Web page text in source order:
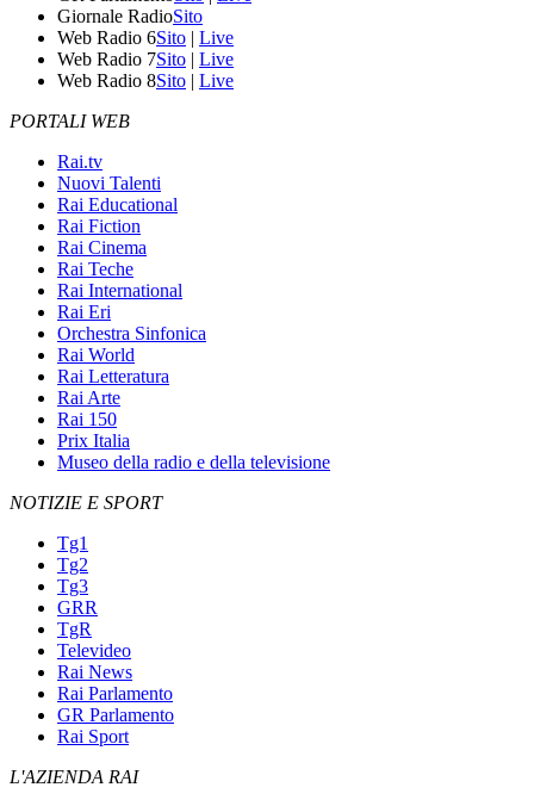
Giornale RadioSito
Web Radio 6Sito | Live
Web Radio 7Sito | Live
Web Radio 8Sito | Live
PORTALI WEB
Rai.tv
Nuovi Talenti
Rai Educational
Rai Fiction
Rai Cinema
Rai Teche
Rai International
Rai Eri
Orchestra Sinfonica
Rai World
Rai Letteratura
Rai Arte
Rai 150
Prix Italia
Museo della radio e della televisione
NOTIZIE E SPORT
Tg1
Tg2
Tg3
GRR
TgR
Televideo
Rai News
Rai Parlamento
GR Parlamento
Rai Sport
L'AZIENDA RAI